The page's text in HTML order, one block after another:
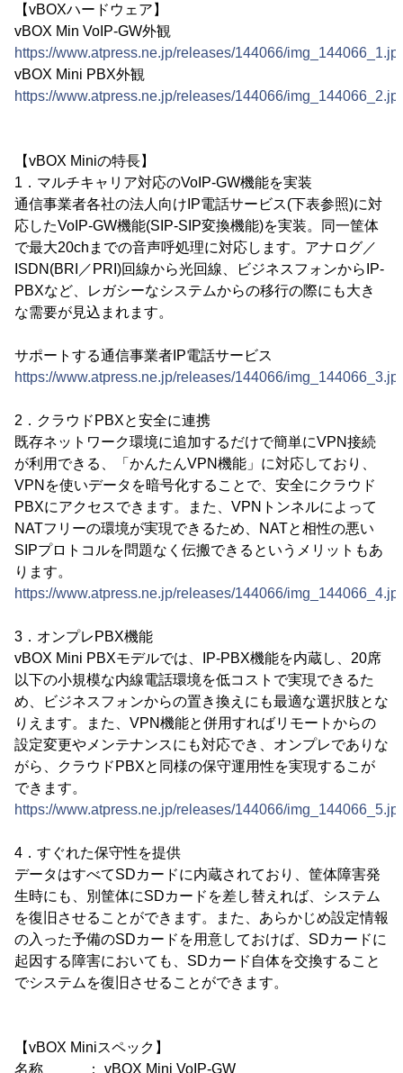
【vBOXハードウェア】
vBOX Min VoIP-GW外観
https://www.atpress.ne.jp/releases/144066/
vBOX Mini PBX外観
https://www.atpress.ne.jp/releases/144066/
【vBOX Miniの特長】
1．マルチキャリア対応のVoIP-GW機能を実装
通信事業者各社の法人向けIP電話サービス(下表参照)に対
応したVoIP-GW機能(SIP-SIP変換機能)を実装。同一筐体
で最大20chまでの音声呼処理に対応します。アナログ／
ISDN(BRI／PRI)回線から光回線、ビジネスフォンからIP-
PBXなど、レガシーなシステムからの移行の際にも大き
な需要が見込まれます。
サポートする通信事業者IP電話サービス
https://www.atpress.ne.jp/releases/144066/
2．クラウドPBXと安全に連携
既存ネットワーク環境に追加するだけで簡単にVPN接続
が利用できる、「かんたんVPN機能」に対応しており、
VPNを使いデータを暗号化することで、安全にクラウド
PBXにアクセスできます。また、VPNトンネルによって
NATフリーの環境が実現できるため、NATと相性の悪い
SIPプロトコルを問題なく伝搬できるというメリットもあ
ります。
https://www.atpress.ne.jp/releases/144066/
3．オンプレPBX機能
vBOX Mini PBXモデルでは、IP-PBX機能を内蔵し、20席
以下の小規模な内線電話環境を低コストで実現できるた
め、ビジネスフォンからの置き換えにも最適な選択肢とな
りえます。また、VPN機能と併用すればリモートからの
設定変更やメンテナンスにも対応でき、オンプレでありな
がら、クラウドPBXと同様の保守運用性を実現するこが
できます。
https://www.atpress.ne.jp/releases/144066/
4．すぐれた保守性を提供
データはすべてSDカードに内蔵されており、筐体障害発
生時にも、別筐体にSDカードを差し替えれば、システム
を復旧させることができます。また、あらかじめ設定情報
の入った予備のSDカードを用意しておけば、SDカードに
起因する障害においても、SDカード自体を交換すること
でシステムを復旧させることができます。
【vBOX Miniスペック】
名称 ： vBOX Mini VoIP-GW